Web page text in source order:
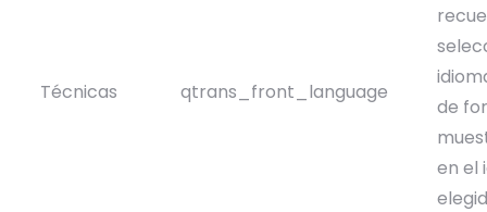
Técnicas qtrans_front_language
de
en el